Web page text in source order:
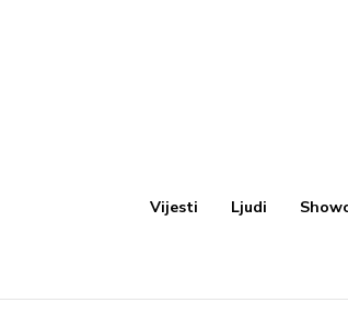
Vijesti Ljudi